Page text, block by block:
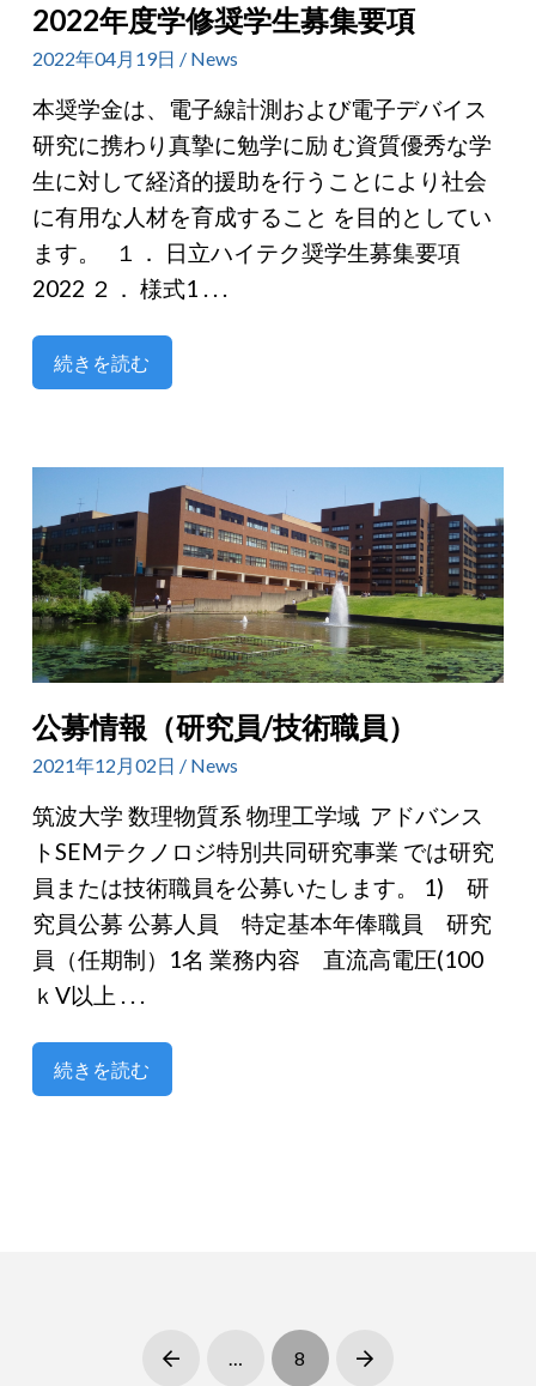
2022年度学修奨学⽣募集要項
2022年04月19日 / News
本奨学金は、電⼦線計測および電⼦デバイス
研究に携わり真摯に勉学に励 む資質優秀な学
⽣に対して経済的援助を⾏うことにより社会
に有⽤な⼈材を育成すること を⽬的としてい
ます。 １． 日立ハイテク奨学生募集要項
2022 ２． 様式1 . . .
続きを読む
公募情報（研究員/技術職員）
2021年12月02日 / News
筑波大学 数理物質系 物理工学域 アドバンス
トSEMテクノロジ特別共同研究事業 では研究
員または技術職員を公募いたします。 1) 研
究員公募 公募人員 特定基本年俸職員 研究
員（任期制）1名 業務内容 直流高電圧(100
ｋV以上 . . .
続きを読む
Prev 8 Next